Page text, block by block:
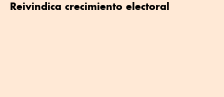
Reivindica crecimiento electoral